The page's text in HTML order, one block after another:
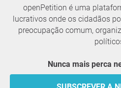
openPetition é uma
lucrativos onde os cidadãos
preocupação comum,
Nunca mais perca